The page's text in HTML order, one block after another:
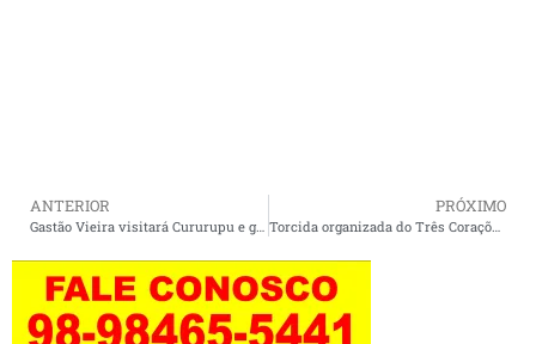
ANTERIOR PRÓXIMO
Torcida organizada do Três Corações emite Nota de Repúdio.